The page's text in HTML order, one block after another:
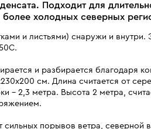
Подходит для
холодных северных
и листьями) снаружи и внутри.
и разбирается благодаря
см. Длина считается от
- 2,3 метра. Высота 2 метра,
порывов ветра, северной